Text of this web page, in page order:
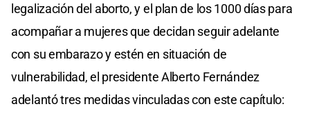
legalización del aborto, y el plan de los 1000 días para
acompañar a mujeres que decidan seguir adelante
con su embarazo y estén en situación de
vulnerabilidad, el presidente Alberto Fernández
adelantó tres medidas vinculadas con este capítulo: